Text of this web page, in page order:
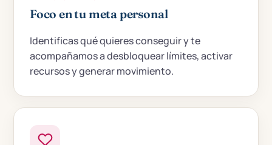
Foco en tu meta personal
Identificas qué quieres conseguir y te
acompañamos a desbloquear límites, activar
recursos y generar movimiento.